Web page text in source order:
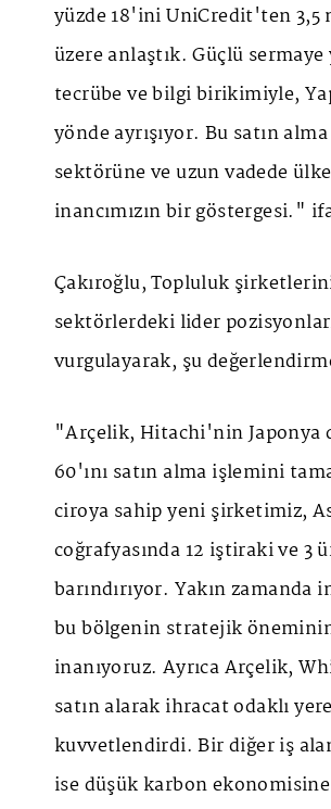
yüzde 18'ini UniCredit'ten 3,5
üzere anlaştık. Güçlü sermaye
tecrübe ve bilgi birikimiyle,
yönde ayrışıyor. Bu satın
sektörüne ve uzun vadede
inancımızın bir göstergesi."
Çakıroğlu, Topluluk
sektörlerdeki lider
vurgulayarak, şu
"Arçelik, Hitachi'nin Japonya
60'ını satın alma işlemini
ciroya sahip yeni şirketimiz,
coğrafyasında 12 iştiraki ve
barındırıyor. Yakın
bu bölgenin stratejik
inanıyoruz. Ayrıca Arçelik,
satın alarak ihracat odaklı
kuvvetlendirdi. Bir diğer iş
ise düşük karbon